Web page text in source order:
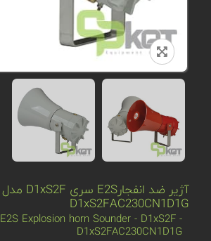
آژیر ضد انفجارE2S سری D1xS2F مدل
D1xS2FAC230CN1D1G
E2S Explosion horn Sounder - D1xS2F -
D1xS2FAC230CN1D1G